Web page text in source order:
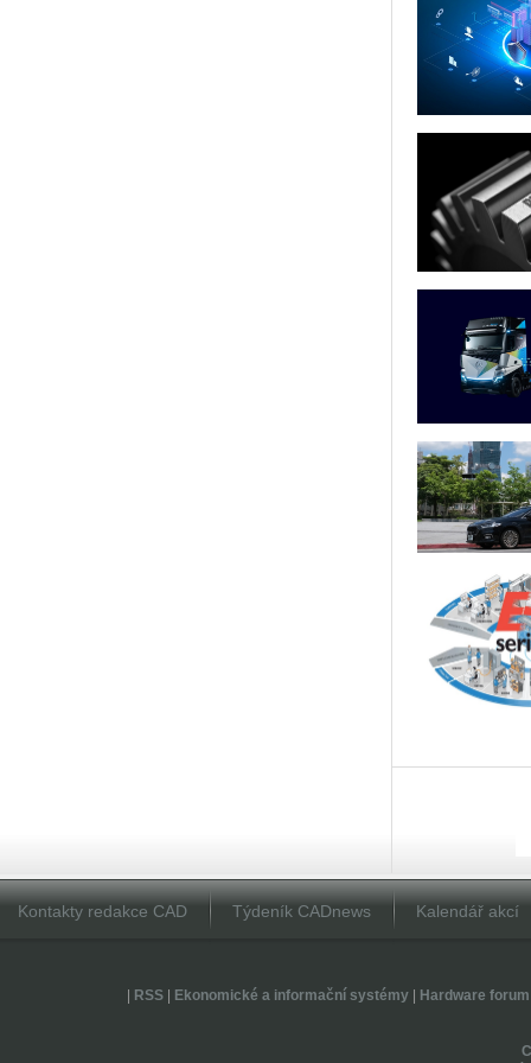
Kontakty redakce CAD Týdeník CADnews Kalendář akcí
RSS| Ekonomické a informační systémy| Hardware forum